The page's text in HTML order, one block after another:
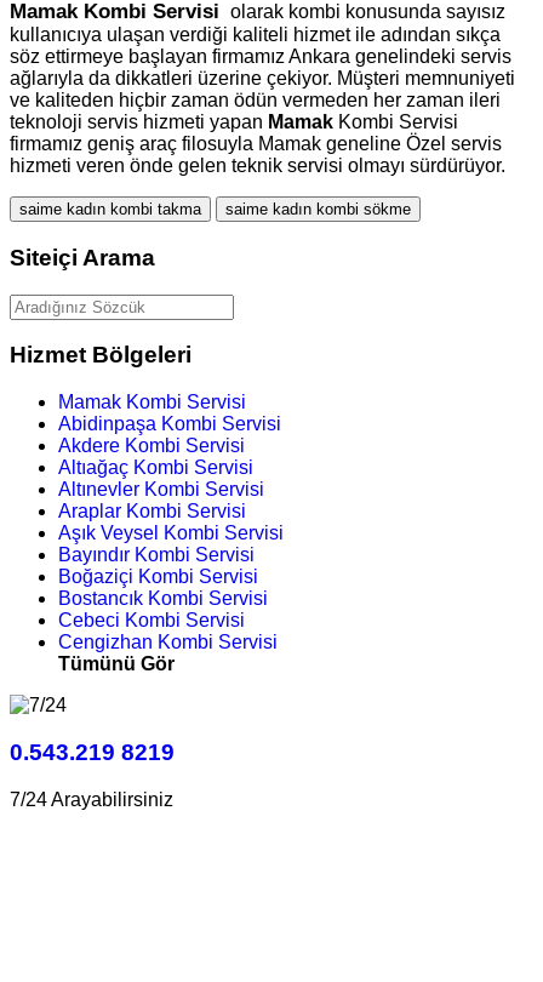
MamakKombi Servisi olarak kombi konusunda sayısız
kullanıcıya ulaşan verdiği kaliteli hizmet ile adından sıkça
söz ettirmeye başlayan firmamız Ankara genelindeki servis
ağlarıyla da dikkatleri üzerine çekiyor. Müşteri memnuniyeti
ve kaliteden hiçbir zaman ödün vermeden her zaman ileri
teknoloji servis hizmeti yapan Mamak Kombi Servisi
firmamız geniş araç filosuyla Mamak geneline Özel servis
hizmeti veren önde gelen teknik servisi olmayı sürdürüyor.
saime kadın kombi takma saime kadın kombi sökme
Siteiçi Arama
Hizmet Bölgeleri
Mamak Kombi Servisi
Abidinpaşa Kombi Servisi
Akdere Kombi Servisi
Altıağaç Kombi Servisi
Altınevler Kombi Servisi
Araplar Kombi Servisi
Aşık Veysel Kombi Servisi
Bayındır Kombi Servisi
Boğaziçi Kombi Servisi
Bostancık Kombi Servisi
Cebeci Kombi Servisi
Cengizhan Kombi Servisi
Tümünü Gör
0.543.219 8219
7/24 Arayabilirsiniz